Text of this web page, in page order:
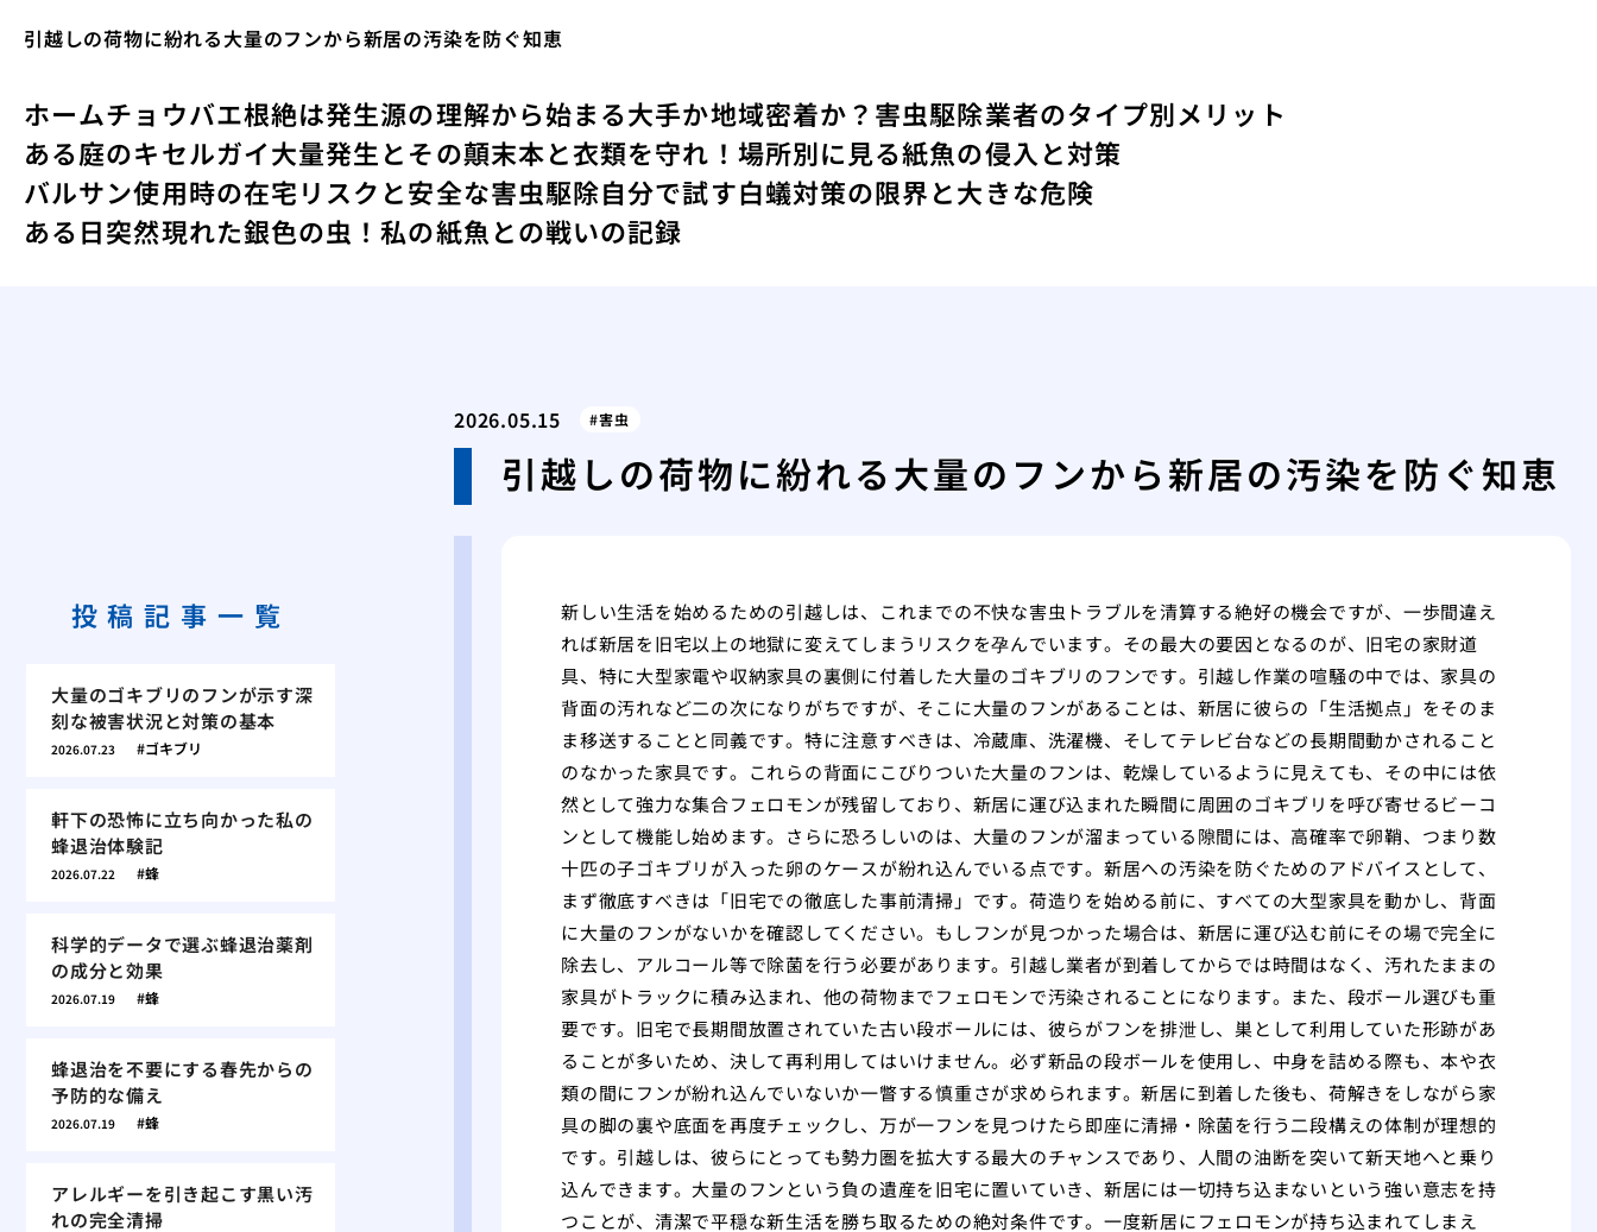
引越しの荷物に紛れる大量のフンから新居の汚染を防ぐ知恵
ホームチョウバエ根絶は発生源の理解から始まる大手か地域密着か？害虫駆除業者のタイプ別メリット
ある庭のキセルガイ大量発生とその顛末本と衣類を守れ！場所別に見る紙魚の侵入と対策
バルサン使用時の在宅リスクと安全な害虫駆除自分で試す白蟻対策の限界と大きな危険
ある日突然現れた銀色の虫！私の紙魚との戦いの記録
2026.05.15 害虫
引越しの荷物に紛れる大量のフンから新居の汚染を防ぐ知恵
新しい生活を始めるための引越しは、これまでの不快な害虫トラブルを清算する絶好の機会ですが、一歩間違え
れば新居を旧宅以上の地獄に変えてしまうリスクを孕んでいます。その最大の要因となるのが、旧宅の家財道
具、特に大型家電や収納家具の裏側に付着した大量のゴキブリのフンです。引越し作業の喧騒の中では、家具の
背面の汚れなど二の次になりがちですが、そこに大量のフンがあることは、新居に彼らの「生活拠点」をそのま
ま移送することと同義です。特に注意すべきは、冷蔵庫、洗濯機、そしてテレビ台などの長期間動かされること
のなかった家具です。これらの背面にこびりついた大量のフンは、乾燥しているように見えても、その中には依
然として強力な集合フェロモンが残留しており、新居に運び込まれた瞬間に周囲のゴキブリを呼び寄せるビーコ
ンとして機能し始めます。さらに恐ろしいのは、大量のフンが溜まっている隙間には、高確率で卵鞘、つまり数
十匹の子ゴキブリが入った卵のケースが紛れ込んでいる点です。新居への汚染を防ぐためのアドバイスとして、
まず徹底すべきは「旧宅での徹底した事前清掃」です。荷造りを始める前に、すべての大型家具を動かし、背面
に大量のフンがないかを確認してください。もしフンが見つかった場合は、新居に運び込む前にその場で完全に
除去し、アルコール等で除菌を行う必要があります。引越し業者が到着してからでは時間はなく、汚れたままの
家具がトラックに積み込まれ、他の荷物までフェロモンで汚染されることになります。また、段ボール選びも重
要です。旧宅で長期間放置されていた古い段ボールには、彼らがフンを排泄し、巣として利用していた形跡があ
ることが多いため、決して再利用してはいけません。必ず新品の段ボールを使用し、中身を詰める際も、本や衣
類の間にフンが紛れ込んでいないか一瞥する慎重さが求められます。新居に到着した後も、荷解きをしながら家
具の脚の裏や底面を再度チェックし、万が一フンを見つけたら即座に清掃・除菌を行う二段構えの体制が理想的
です。引越しは、彼らにとっても勢力圏を拡大する最大のチャンスであり、人間の油断を突いて新天地へと乗り
込んできます。大量のフンという負の遺産を旧宅に置いていき、新居には一切持ち込まないという強い意志を持
つことが、清潔で平穏な新生活を勝ち取るための絶対条件です。一度新居にフェロモンが持ち込まれてしまえ
投稿記事一覧
大量のゴキブリのフンが示す深
刻な被害状況と対策の基本
2026.07.23 ゴキブリ
軒下の恐怖に立ち向かった私の
蜂退治体験記
2026.07.22 蜂
科学的データで選ぶ蜂退治薬剤
の成分と効果
2026.07.19 蜂
蜂退治を不要にする春先からの
予防的な備え
2026.07.19 蜂
アレルギーを引き起こす黒い汚
れの完全清掃